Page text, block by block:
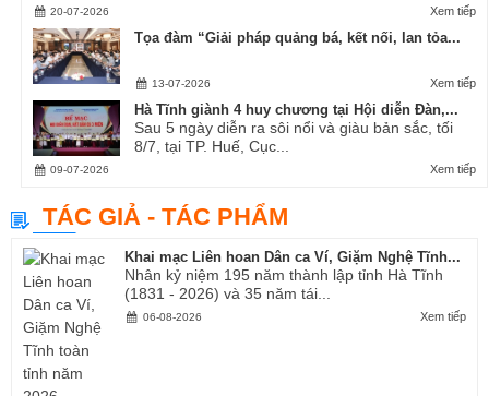
Xem tiếp
20-07-2026
Tọa đàm “Giải pháp quảng bá, kết nối, lan tỏa...
Xem tiếp
13-07-2026
Hà Tĩnh giành 4 huy chương tại Hội diễn Đàn,...
Sau 5 ngày diễn ra sôi nổi và giàu bản sắc, tối
8/7, tại TP. Huế, Cục...
Xem tiếp
09-07-2026
TÁC GIẢ - TÁC PHẨM
Khai mạc Liên hoan Dân ca Ví, Giặm Nghệ Tĩnh...
Nhân kỷ niệm 195 năm thành lập tỉnh Hà Tĩnh
(1831 - 2026) và 35 năm tái...
Xem tiếp
06-08-2026